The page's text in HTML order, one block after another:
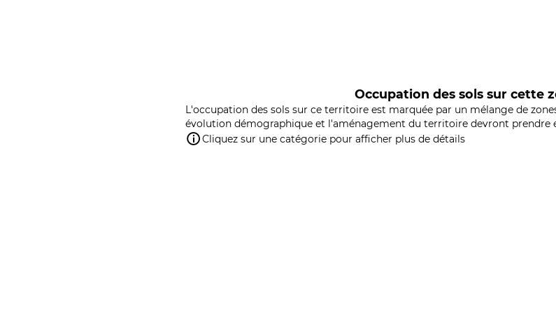
Occupation des sols sur cette
L'occupation des sols sur ce territoire est marquée par un mélange de
évolution démographique et l'aménagement du territoire devront prendre
Cliquez sur une catégorie pour afficher plus de détails